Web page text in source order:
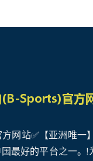
方网站✅【亚洲唯一
最好的平台之一。